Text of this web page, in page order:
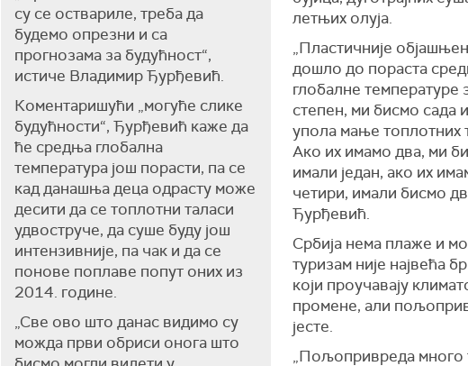
су се оствариле, треба да
будемо опрезни и са
прогнозама за будућност“,
истиче Владимир Ђурђевић.
Коментаришући „могуће слике
будућности“, Ђурђевић каже да
ће средња глобална
температура још порасти, па се
кад данашња деца одрасту може
десити да се топлотни таласи
удвоструче, да суше буду још
интензивније, па чак и да се
понове поплаве попут оних из
2014. године.
„Све ово што данас видимо су
можда први обриси онога што
летњих олуја.
„Пластичније
дошло до пораста
глобалне температуре
степен, ми бисмо сада
упола мање топлотних
Ако их имамо два, ми
имали један, ако их
четири, имали бисмо
Ђурђевић.
Србија нема плаже и
туризам није највећа
који проучавају
промене, али
јесте.
„Пољопривреда много